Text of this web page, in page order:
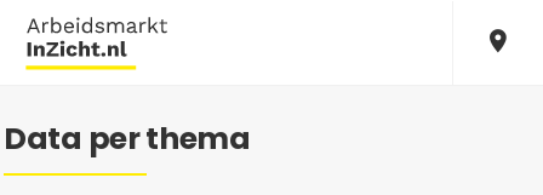
Data per thema